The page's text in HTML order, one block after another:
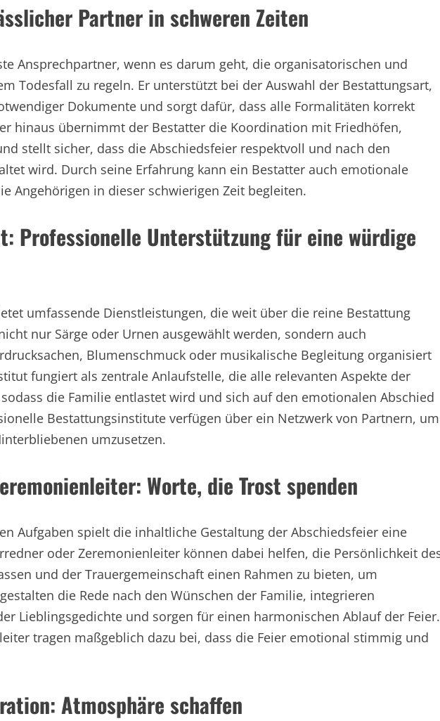
Partner in schweren Zeiten
Ansprechpartner, wenn es darum geht, die organisatorischen und
Todesfall zu regeln. Er unterstützt bei der Auswahl der Bestattungsart,
Dokumente und sorgt dafür, dass alle Formalitäten korrekt
hinaus übernimmt der Bestatter die Koordination mit Friedhöfen,
stellt sicher, dass die Abschiedsfeier respektvoll und nach den
wird. Durch seine Erfahrung kann ein Bestatter auch emotionale
Angehörigen in dieser schwierigen Zeit begleiten.
Professionelle Unterstützung für eine würdige
umfassende Dienstleistungen, die weit über die reine Bestattung
nur Särge oder Urnen ausgewählt werden, sondern auch
Blumenschmuck oder musikalische Begleitung organisiert
fungiert als zentrale Anlaufstelle, die alle relevanten Aspekte der
die Familie entlastet wird und sich auf den emotionalen Abschied
Bestattungsinstitute verfügen über ein Netzwerk von Partnern, um
umzusetzen.
Worte, die Trost spenden
Aufgaben spielt die inhaltliche Gestaltung der Abschiedsfeier eine
oder Zeremonienleiter können dabei helfen, die Persönlichkeit
und der Trauergemeinschaft einen Rahmen zu bieten, um
die Rede nach den Wünschen der Familie, integrieren
Lieblingsgedichte und sorgen für einen harmonischen Ablauf der Feier.
tragen maßgeblich dazu bei, dass die Feier emotional stimmig und
Atmosphäre schaffen